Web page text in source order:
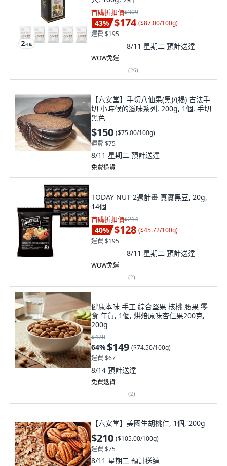
首購折扣價$309
43% $174 ($87.00/100g)
運費 $195
8/11 星期二 預計送達
WOW免運
(26)
【六安堂】手切八仙果(黑)/(褐) 古法手
切 小時候的滋味系列, 200g, 1個, 手切
黑色
$150 ($75.00/100g)
運費 $75
8/11 星期二 預計送達
免費退貨
TODAY NUT 2週計畫 真實黑豆, 20g,
14個
首購折扣價$214
40% $128 ($45.72/100g)
運費 $195
8/11 星期二 預計送達
WOW免運
(2)
健康本味 手工 綜合堅果 核桃 腰果 零
食 年貨, 1個, 烘焙原味杏仁果200克,
200g
$420
64%$149 ($74.50/100g)
運費 $67
8/14 預計送達
免費退貨
(2)
【六安堂】美國生胡桃仁, 1個, 200g
$210 ($105.00/100g)
運費 $75
8/11 星期二 預計送達